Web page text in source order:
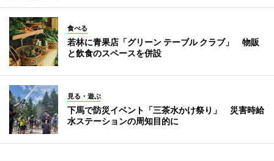
食べる
若林に青果店「グリーン テーブル クラブ」 物販
と飲食のスペースを併設
見る・遊ぶ
下馬で防災イベント「三茶水かけ祭り」 災害時給
水ステーションの周知目的に